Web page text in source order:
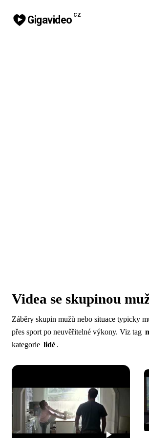
Gigavideo CZ
Videa se skupinou
Záběry skupin mužů nebo situace typicky
přes sport po neuvěřitelné výkony. Viz tag
kategorie lidé .